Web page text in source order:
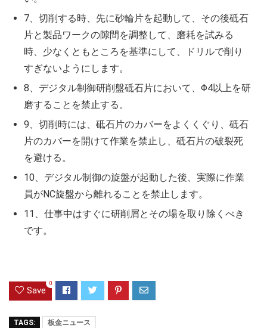
7、切削する時、先に砂輪片を起動して、その後砥石
片と製品ワークの隙間を調整して、磨耗を試みる
時、少なくともところを基準にして、ドリルで削り
すぎないようにします。
8、デジタル制御研削盤砥石片において、Φ4以上を研
磨することを禁止する。
9、切削時には、砥石片のカバーをよくくぐり、砥石
片のカバーを開けて作業を禁止し、砥石片の破裂死
を避ける。
10、デジタル制御の旋盤が起動した後、実際に作業
員がNC旋盤から離れることを禁止します。
11、仕事中はすぐに研削屑とその場を取り除くべき
です。
Save
0
TAGS: 板金ニュース